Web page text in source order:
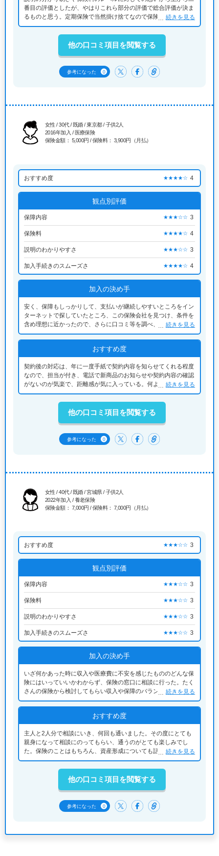
番目の評価としたが、やはりこれら部分の評価で総合評価が決ま
るものと思う。定期保険で当然掛け捨てなので保険料での割安感
が他の会社にアドバンテージをとれる事項だと思うので、自分の
評価は「やや満足」にしたもの。
続きを見る
参考になった 0
他の口コミ項目を閲覧する
女性 / 30代 / 既婚 / 東京都 / 子供2人
2016年加入 / 医療保険
保険金額： 5,000円 / 保険料： 3,900円（月払）
おすすめ度 ★★★★☆ 4
観点別評価
保障内容 ★★★☆☆ 3
保険料 ★★★★☆ 4
説明のわかりやすさ ★★★☆☆ 3
加入手続きのスムーズさ ★★★★☆ 4
加入の決め手
安く、保障もしっかりして、支払いが継続しやすいところをイン
ターネットで探していたところ、この保険会社を見つけ、条件を
含め理想に近かったので、さらに口コミ等を調べ、メリットとデ
メリットを知ってから、それでも自分の理想に近かったので、そ
続きを見る
おすすめ度
契約後の対応は、年に一度手紙で契約内容を知らせてくれる程度
なので、担当が付き、電話で新商品のお知らせや契約内容の確認
がないのが気楽で、距離感が気に入っている。何より、毎月の保
険料がそこまで高くなく、継続しやすいのが魅力的。
続きを見る
参考になった 0
他の口コミ項目を閲覧する
女性 / 40代 / 既婚 / 宮城県 / 子供2人
2022年加入 / 養老保険
保険金額： 7,000円 / 保険料： 7,000円（月払）
おすすめ度 ★★★☆☆ 3
観点別評価
保障内容 ★★★☆☆ 3
保険料 ★★★☆☆ 3
説明のわかりやすさ ★★★☆☆ 3
加入手続きのスムーズさ ★★★☆☆ 3
加入の決め手
いざ何かあった時に収入や医療費に不安を感じたもののどんな保
険にはいっていいかわからず、保険の窓口に相談に行った。たく
さんの保険から検討してもらい収入や保障のバランスをしっかり
考えてもらいアドバイスをもらって加入のきっかけになった
続きを見る
おすすめ度
主人と2人分で相談にいき、何回も通いました。その度にとても
親身になって相談にのってもらい、通うのがとても楽しみでし
た。保険のことはもちろん、資産形成についても話をきいてく
れ、アドバイスもいただきました。その時の担当の方が移動にな
ってしまったのでとても残念ですが、その担当さんでなければこ
ちらも保険の事や資産のことをこんなに真剣に向き合うことはな
かったと思うので感謝しています。
続きを見る
参考になった 0
他の口コミ項目を閲覧する